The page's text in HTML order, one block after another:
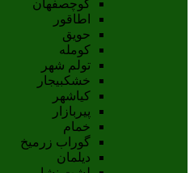
کوچصفهان
اطاقور
حویق
کومله
تولم شهر
خشکبیجار
کیاشهر
پیربازار
خمام
گوراب زرمیخ
دیلمان